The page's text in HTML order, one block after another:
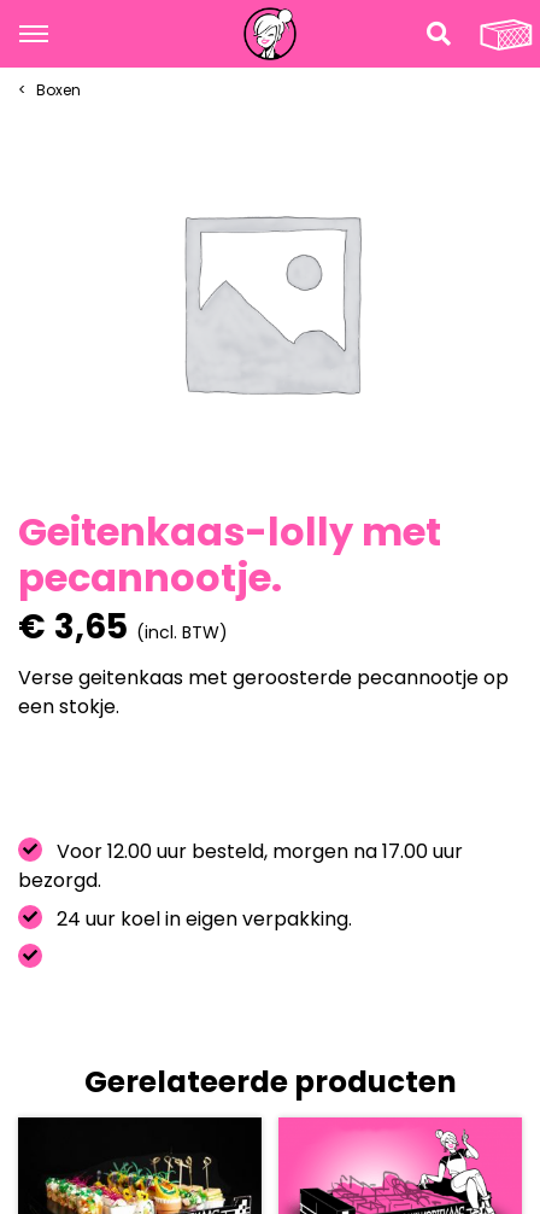
Boxen
Geitenkaas-lolly met
pecannootje.
€ 3,65 (incl. BTW)
Verse geitenkaas met geroosterde pecannootje op
een stokje.
Voor 12.00 uur besteld, morgen na 17.00 uur
bezorgd.
24 uur koel in eigen verpakking.
Gerelateerde producten